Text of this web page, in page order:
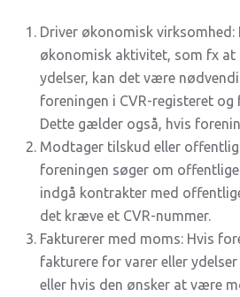
Driver økonomisk
økonomisk aktivitet, som fx at
ydelser, kan det være
foreningen i CVR-registeret og
Dette gælder også, hvis
Modtager tilskud eller
foreningen søger om
indgå kontrakter med
det kræve et CVR-nummer.
Fakturerer med moms: Hvis
fakturere for varer eller
eller hvis den ønsker at være